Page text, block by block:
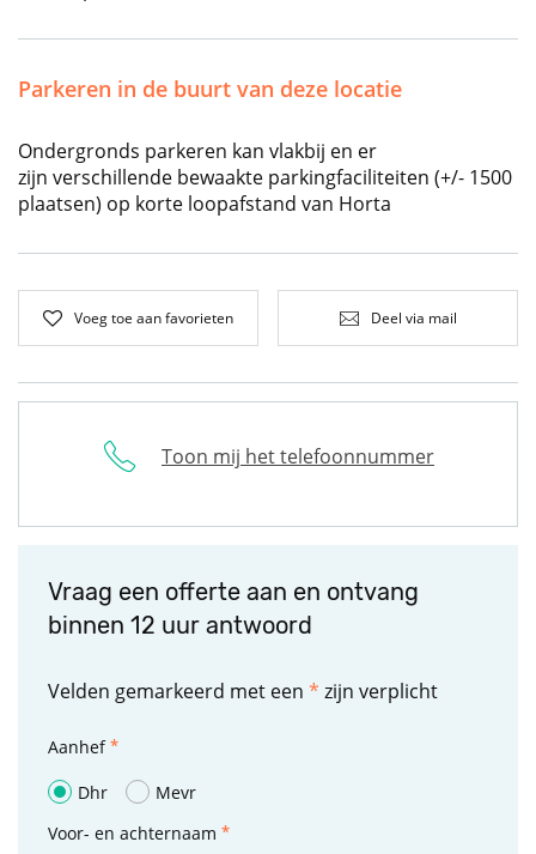
Parkeren in de buurt van deze locatie
Ondergronds parkeren kan vlakbij en er
zijn verschillende bewaakte parkingfaciliteiten (+/- 1500
plaatsen) op korte loopafstand van Horta
Voeg toe aan favorieten Deel via mail
Toon mij het telefoonnummer
Vraag een offerte aan en ontvang
binnen 12 uur antwoord
Velden gemarkeerd met een * zijn verplicht
Aanhef
Dhr
Mevr
Voor- en achternaam